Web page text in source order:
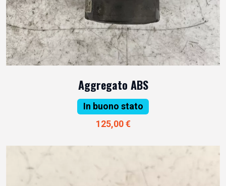
Aggregato ABS
In buono stato
125,00 €